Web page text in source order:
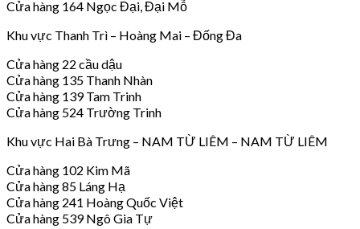
Cửa hàng 164 Ngọc Đại, Đại Mỗ
Khu vực Thanh Trì – Hoàng Mai – Đống Đa
Cửa hàng 22 cầu dậu
Cửa hàng 135 Thanh Nhàn
Cửa hàng 139 Tam Trinh
Cửa hàng 524 Trường Trinh
Khu vực Hai Bà Trưng – NAM TỪ LIÊM – NAM TỪ LIÊM
Cửa hàng 102 Kim Mã
Cửa hàng 85 Láng Hạ
Cửa hàng 241 Hoàng Quốc Việt
Cửa hàng 539 Ngô Gia Tự